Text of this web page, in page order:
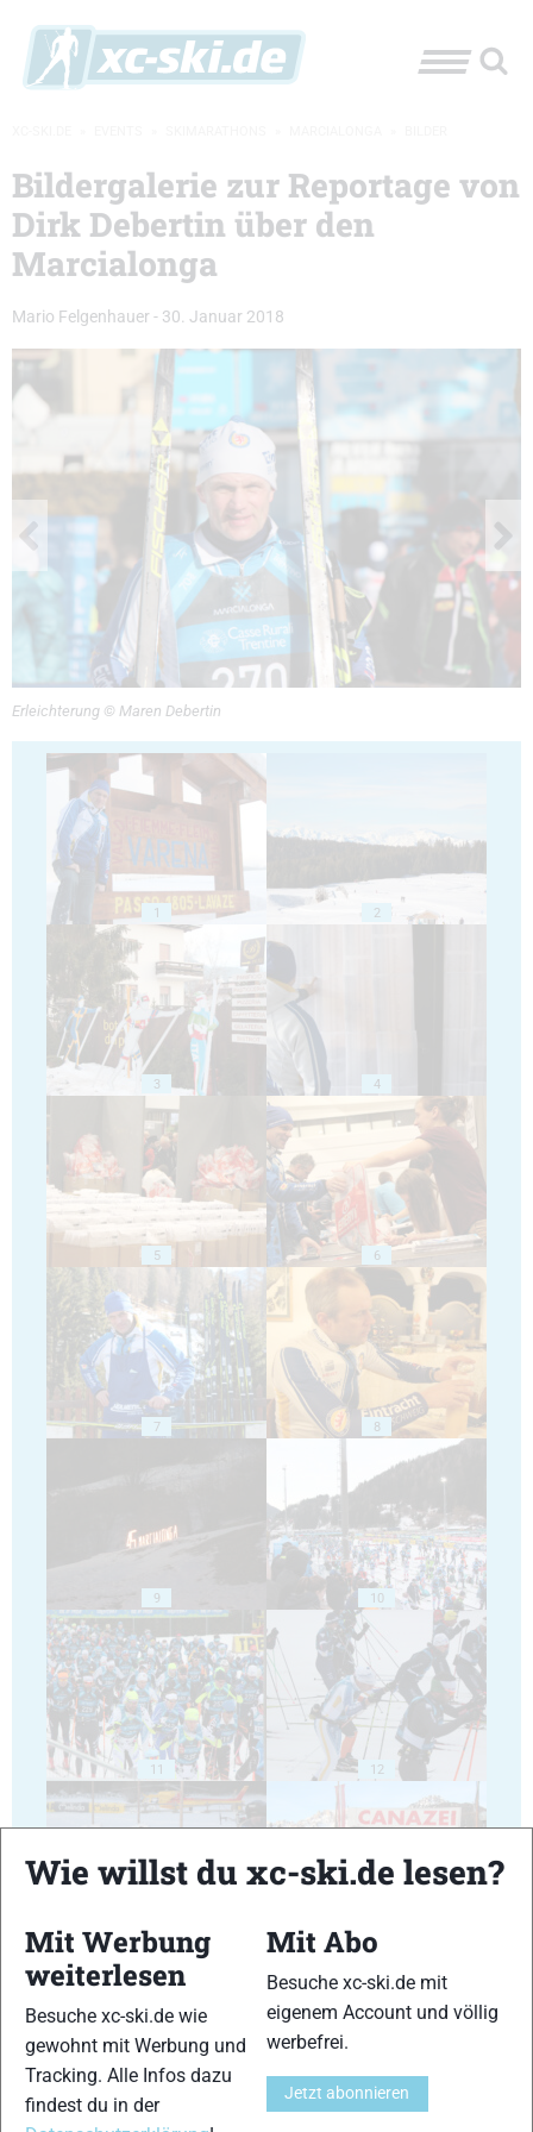
Bildergalerie zur Reportage von
Dirk Debertin über den
Marcialonga
Mario Felgenhauer - 30. Januar 2018
Erleichterung © Maren Debertin
1 2
3 4
5 6
7 8
9 10
11 12
13 14
15 16
Wie willst du xc-ski.de lesen?
Mit Werbung
weiterlesen
Besuche xc-ski.de wie
gewohnt mit Werbung und
Tracking. Alle Infos dazu
findest du in der
Mit Abo
Besuche xc-ski.de mit
eigenem Account und völlig
werbefrei.
Jetzt abonnieren